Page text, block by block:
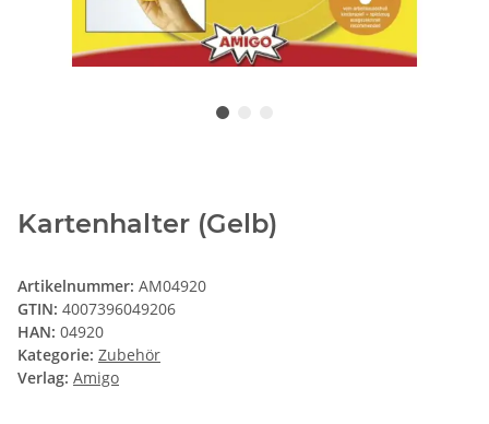
Kartenhalter (Gelb)
Artikelnummer: AM04920
GTIN: 4007396049206
HAN: 04920
Kategorie: Zubehör
Verlag: Amigo